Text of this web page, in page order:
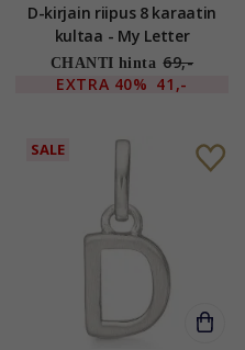
D-kirjain riipus 8 karaatin
kultaa - My Letter
CHANTI hinta 69,-
EXTRA 40% 41,-
SALE